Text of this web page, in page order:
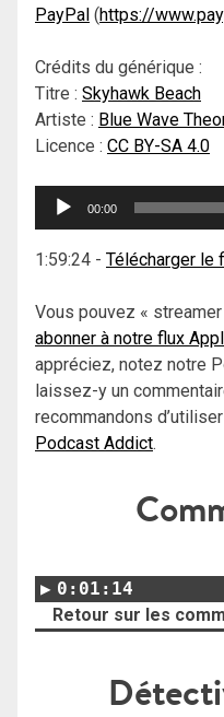
PayPal (https://
Crédits du générique :
Titre : Skyhawk Beach
Artiste : Blue Wave
Licence : CC BY-SA 4.0
Lecteur
00:00
1:59:24 - Télécharger le
Vous pouvez «
abonner à notre flux
appréciez, notez notre
laissez-y un
recommandons d’utiliser
Podcast Addict.
0:01:14
Retour sur les